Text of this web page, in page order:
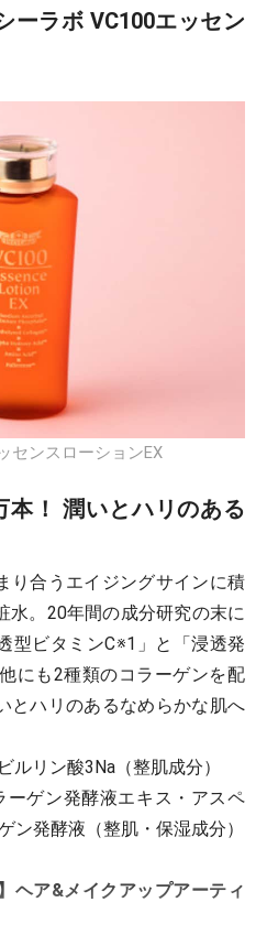
ラボ VC100エッセン
センスローションEX
本！ 潤いとハリのある
り合うエイジングサインに積
水。20年間の成分研究の末に
型ビタミンC※1」と「浸透発
にも2種類のコラーゲンを配
とハリのあるなめらかな肌へ
ルリン酸3Na（整肌成分）
ゲン発酵液エキス・アスペ
ン発酵液（整肌・保湿成分）
ヘア&メイクアップアーティ